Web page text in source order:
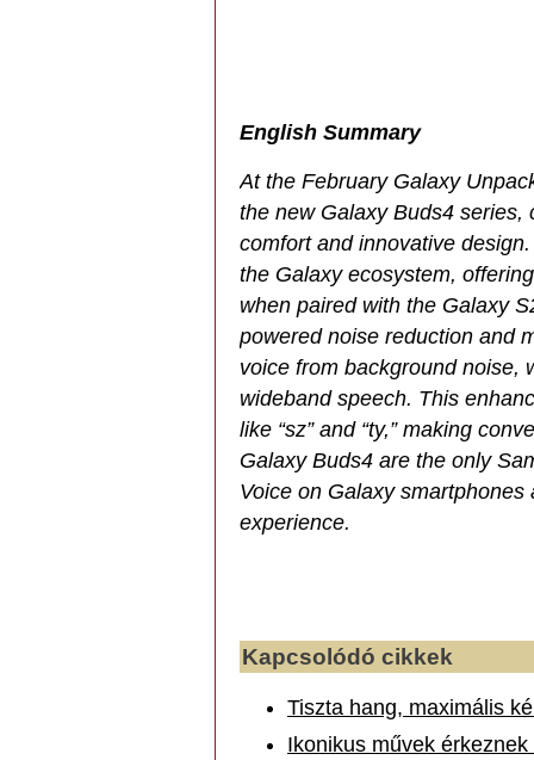
English Summary
At the February Galaxy
the new Galaxy Buds4 series,
comfort and innovative
the Galaxy ecosystem,
when paired with the Galaxy
powered noise reduction and
voice from background noise,
wideband speech. This
like “sz” and “ty,” making
Galaxy Buds4 are the only
Voice on Galaxy
experience.
Kapcsolódó cikkek
Tiszta hang, maximális
Ikonikus művek